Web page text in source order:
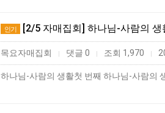
인기 [2/5 자매집회] 하나님-사람의
목요자매집회 댓글 0 조회 1,970
하나님-사람의 생활첫 번째 하나님-사람의